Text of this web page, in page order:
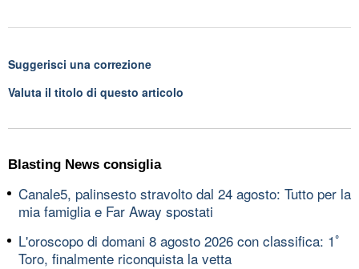
Suggerisci una correzione
Valuta il titolo di questo articolo
Blasting News consiglia
Canale5, palinsesto stravolto dal 24 agosto: Tutto per la
mia famiglia e Far Away spostati
L'oroscopo di domani 8 agosto 2026 con classifica: 1ﾟ
Toro, finalmente riconquista la vetta